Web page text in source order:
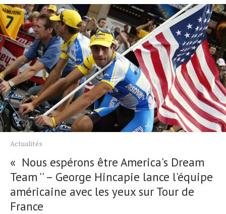
Actualités
« Nous espérons être America's Dream
Team '' – George Hincapie lance l'équipe
américaine avec les yeux sur Tour de
France
Actualités
Technologies
Tests de produits